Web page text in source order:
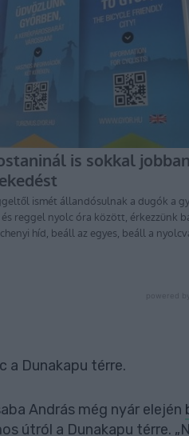
a Dunakapu térre.
András még nyár elején
útról a Dunakapu térre.